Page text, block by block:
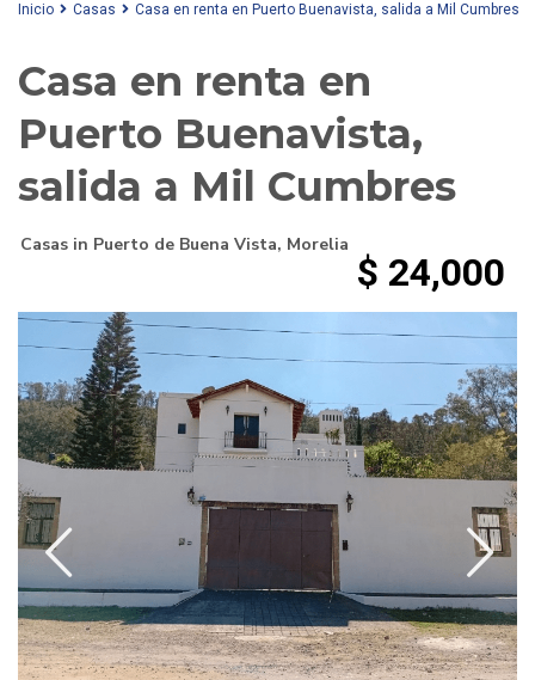
Inicio Casas Casa en renta en Puerto Buenavista, salida a Mil Cumbres
Casa en renta en
Puerto Buenavista,
salida a Mil Cumbres
Casas in Puerto de Buena Vista, Morelia
$ 24,000